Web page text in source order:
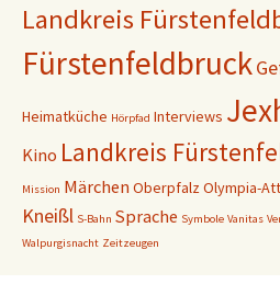
Landkreis
Fürstenfeldbruck
Heimatküche Hörpfad Interviews
Kino Landkreis
Mission Märchen Oberpfalz Olympia-
Kneißl S-Bahn Sprache Symbole Vanitas
Walpurgisnacht Zeitzeugen